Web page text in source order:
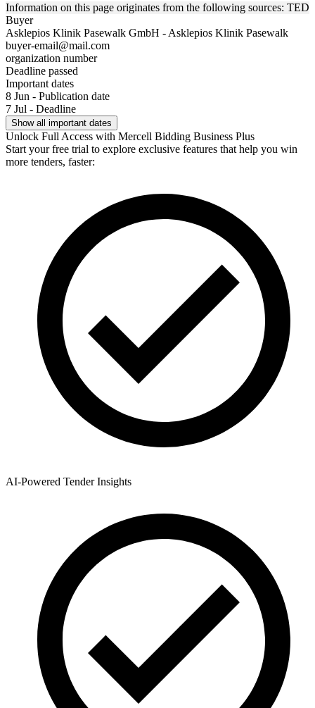
Information on this page originates from the following sources: TED
Buyer
Asklepios Klinik Pasewalk GmbH - Asklepios Klinik Pasewalk
buyer-email@mail.com
organization number
Deadline passed
Important dates
8 Jun - Publication date
7 Jul - Deadline
Show all important dates
Unlock Full Access with Mercell Bidding Business Plus
Start your free trial to explore exclusive features that help you win
more tenders, faster:
AI-Powered Tender Insights